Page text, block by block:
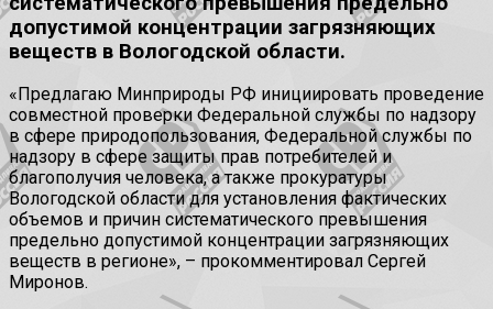
допустимой концентрации загрязняющих
веществ в Вологодской области.
«Предлагаю Минприроды РФ инициировать проведение
совместной проверки Федеральной службы по надзору
в сфере природопользования, Федеральной службы по
надзору в сфере защиты прав потребителей и
благополучия человека, а также прокуратуры
Вологодской области для установления фактических
объемов и причин систематического превышения
предельно допустимой концентрации загрязняющих
веществ в регионе», – прокомментировал Сергей
Миронов.